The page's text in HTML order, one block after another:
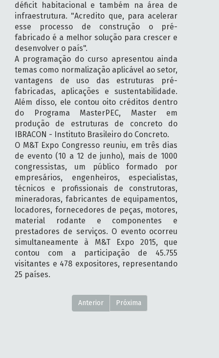
déficit habitacional e também na área de
infraestrutura. "Acredito que, para acelerar
esse processo de construção o pré-
fabricado é a melhor solução para crescer e
desenvolver o país".
A programação do curso apresentou ainda
temas como normalização aplicável ao setor,
vantagens de uso das estruturas pré-
fabricadas, aplicações e sustentabilidade.
Além disso, ele contou oito créditos dentro
do Programa MasterPEC, Master em
produção de estruturas de concreto do
IBRACON - Instituto Brasileiro do Concreto.
O M&T Expo Congresso reuniu, em três dias
de evento (10 a 12 de junho), mais de 1000
congressistas, um público formado por
empresários, engenheiros, especialistas,
técnicos e profissionais de construtoras,
mineradoras, fabricantes de equipamentos,
locadores, fornecedores de peças, motores,
material rodante e componentes e
prestadores de serviços. O evento ocorreu
simultaneamente à M&T Expo 2015, que
contou com a participação de 45.755
visitantes e 478 expositores, representando
25 países.
Anterior Próxima